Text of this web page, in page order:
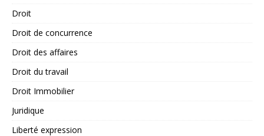
Droit
Droit de concurrence
Droit des affaires
Droit du travail
Droit Immobilier
Juridique
Liberté expression